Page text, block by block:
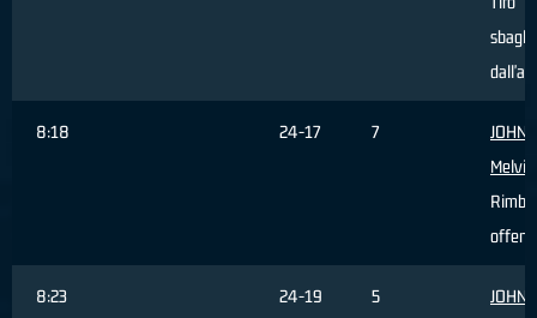
8:18 24-17 7
Melvin
8:23 24-19 5